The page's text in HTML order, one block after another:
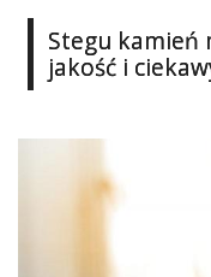
Soutache
Stegu kamień
jakość i